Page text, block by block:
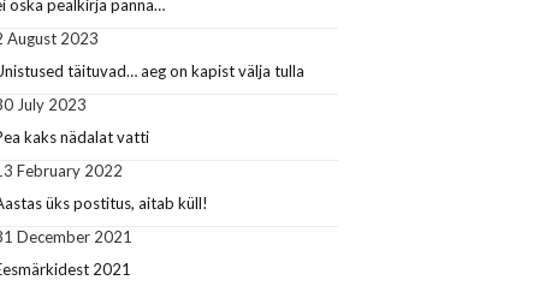
oska pealkirja panna…
August 2023
täituvad… aeg on kapist välja tulla
July 2023
kaks nädalat vatti
February 2022
üks postitus, aitab küll!
December 2021
2021